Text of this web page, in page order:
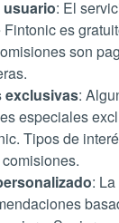
usuario: El
es
son
exclusivas:
especiales
Tipos de
: